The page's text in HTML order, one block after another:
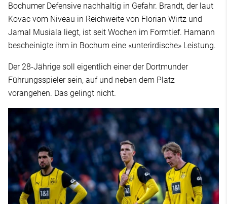
Bochumer Defensive nachhaltig in Gefahr. Brandt, der laut
Kovac vom Niveau in Reichweite von Florian Wirtz und
Jamal Musiala liegt, ist seit Wochen im Formtief. Hamann
bescheinigte ihm in Bochum eine «unterirdische» Leistung.
Der 28-Jährige soll eigentlich einer der Dortmunder
Führungsspieler sein, auf und neben dem Platz
vorangehen. Das gelingt nicht.